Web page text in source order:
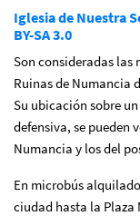
Iglesia de Nuestra
BY-SA 3.0
Son consideradas las
Ruinas de Numancia
Su ubicación sobre
defensiva, se pueden
Numancia y los del
En microbús
ciudad hasta la Plaza